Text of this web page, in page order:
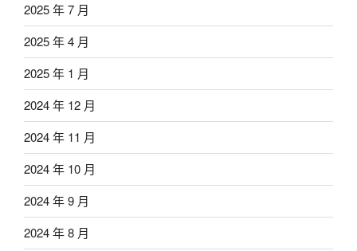
2025 年 7 月
2025 年 4 月
2025 年 1 月
2024 年 12 月
2024 年 11 月
2024 年 10 月
2024 年 9 月
2024 年 8 月